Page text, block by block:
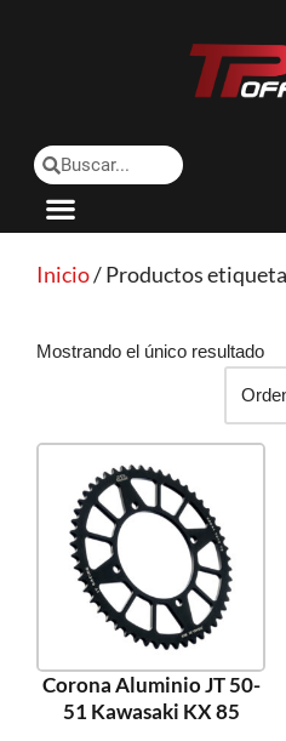
Inicio/ Productos
Mostrando el único resultado
Corona Aluminio JT 50-
51 Kawasaki KX 85